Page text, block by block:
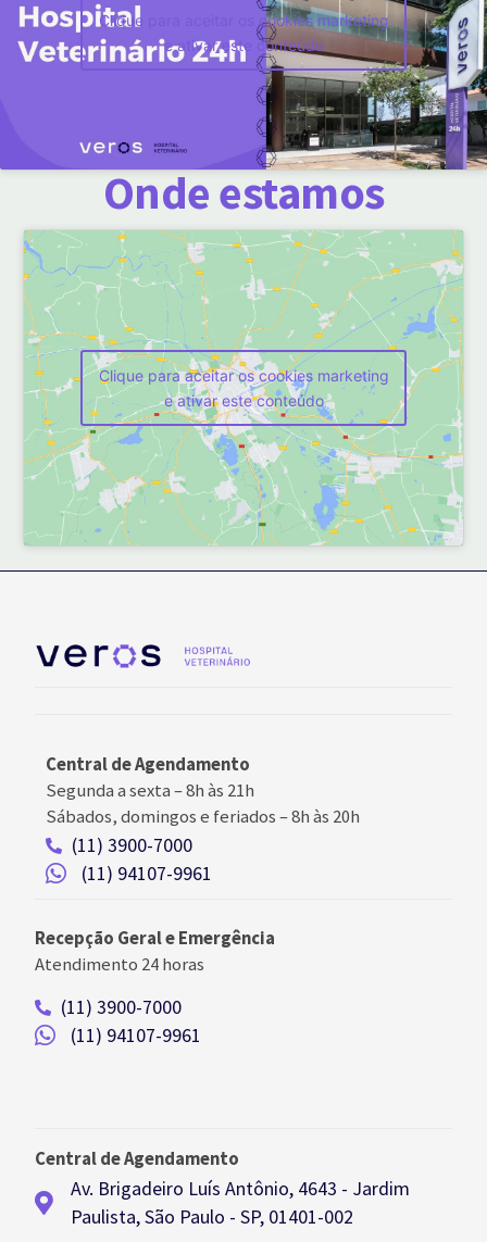
Clique para aceitar os cookies marketing
e ativar este conteúdo
Onde estamos
Clique para aceitar os cookies marketing
e ativar este conteúdo
Central de Agendamento
Segunda a sexta –8h às 21h
Sábados, domingos e feriados–8h às 20h
(11) 3900-7000
(11) 94107-9961
Recepção Geral e Emergência
Atendimento 24 horas
(11) 3900-7000
(11) 94107-9961
Central de Agendamento
Av. Brigadeiro Luís Antônio, 4643 - Jardim
Paulista, São Paulo - SP, 01401-002